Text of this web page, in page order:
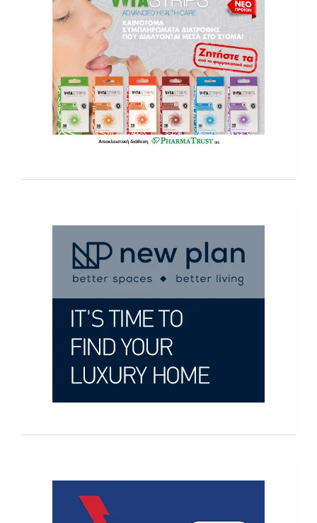
,Τουρκία
Πλοήγηση
άρθρων
Δήμος Κορδελιού – Ευόσμου:
Πρόγραμμα επιμόρφωσης 200
εκπαιδευτικών για διαχείριση σεισμού
σε σχολεία
Απίστευτη τύχη: Πίνακας Πικάσο αξίας